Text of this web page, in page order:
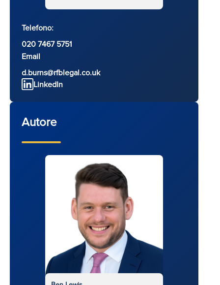
Telefono:
020 7467 5751
Email
d.burns@rfblegal.co.uk
LinkedIn
Autore